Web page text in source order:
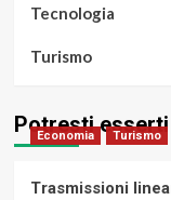
Tecnologia
Turismo
Potresti
Economia Turismo
Trasmissioni